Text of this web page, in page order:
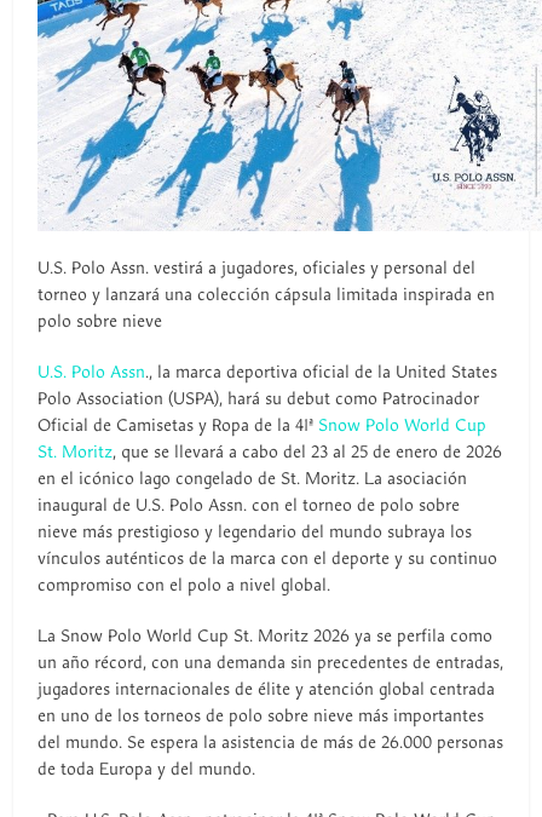
U.S. Polo Assn. vestirá a jugadores, oficiales y personal del
torneo y lanzará una colección cápsula limitada inspirada en
polo sobre nieve
U.S. Polo Assn., la marca deportiva oficial de la United States
Polo Association (USPA), hará su debut como Patrocinador
Oficial de Camisetas y Ropa de la 41ªSnow Polo World Cup
St. Moritz, que se llevará a cabo del 23 al 25 de enero de 2026
en el icónico lago congelado de St. Moritz. La asociación
inaugural de U.S. Polo Assn. con el torneo de polo sobre
nieve más prestigioso y legendario del mundo subraya los
vínculos auténticos de la marca con el deporte y su continuo
compromiso con el polo a nivel global.
La Snow Polo World Cup St. Moritz 2026 ya se perfila como
un año récord, con una demanda sin precedentes de entradas,
jugadores internacionales de élite y atención global centrada
en uno de los torneos de polo sobre nieve más importantes
del mundo. Se espera la asistencia de más de 26.000 personas
de toda Europa y del mundo.